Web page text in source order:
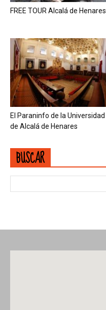
FREE TOUR Alcalá de Henares
El Paraninfo de la Universidad
de Alcalá de Henares
BUSCAR